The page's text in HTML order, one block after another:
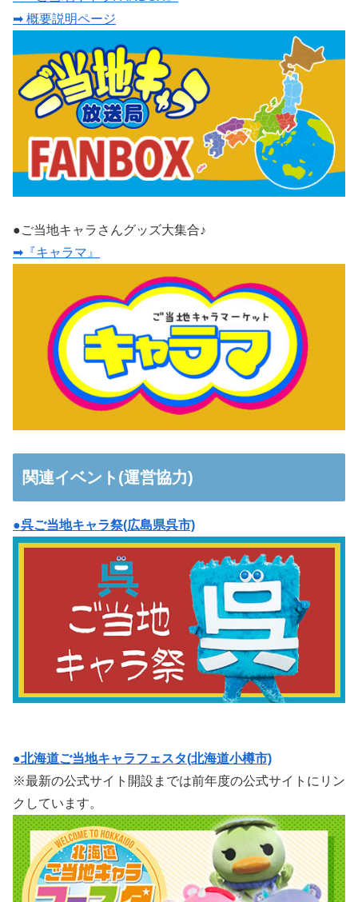
➡ 概要説明ページ
●ご当地キャラさんグッズ大集合♪
➡『キャラマ』
関連イベント(運営協力)
●呉ご当地キャラ祭(広島県呉市)
●北海道ご当地キャラフェスタ(北海道小樽市)
※最新の公式サイト開設までは前年度の公式サイトにリン
クしています。